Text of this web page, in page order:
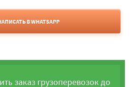
В WHATSAPP
заказ грузоперевозок до